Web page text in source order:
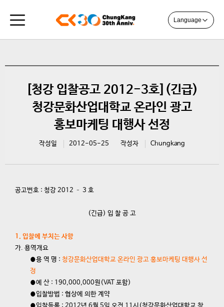
Language
[청강 입찰공고 2012-3호](긴급)
청강문화산업대학교 온라인 광고
홍보마케팅 대행사 선정
작성일 2012-05-25 작성자 Chungkang
공고번호 : 청강 2012 – 3 호
(긴급) 입 찰 공 고
1. 입찰에 부치는 사항
가. 용역개요
⦁용 역 명 : 청강문화산업대학교 온라인 광고 홍보마케팅 대행사 선
정
⦁예 산 : 190,000,000원(VAT 포함)
⦁입찰방법 : 협상에 의한 계약